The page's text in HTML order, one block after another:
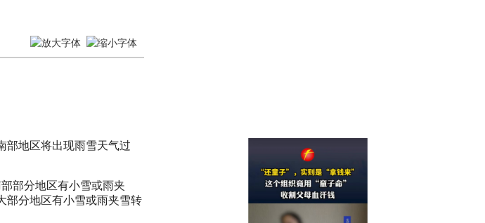
部地区将出现雨雪天气过
部分地区有小雪或雨夹
部分地区有小雪或雨夹雪转